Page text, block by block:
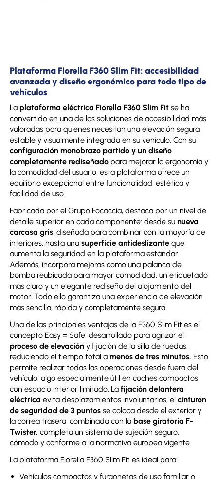
Plataforma Fiorella F360 Slim Fit: accesibilidad
avanzada y diseño ergonómico para todo tipo de
vehículos
La plataforma eléctrica Fiorella F360 Slim Fit se ha
convertido en una de las soluciones de accesibilidad más
valoradas para quienes necesitan una elevación segura,
estable y visualmente integrada en su vehículo. Con su
configuración monobrazo partido y un diseño
completamente rediseñado para mejorar la ergonomía y
la comodidad del usuario, esta plataforma ofrece un
equilibrio excepcional entre funcionalidad, estética y
facilidad de uso.
Fabricada por el Grupo Focaccia, destaca por un nivel de
detalle superior en cada componente: desde su nueva
carcasa gris, diseñada para combinar con la mayoría de
interiores, hasta una superficie antideslizante que
aumenta la seguridad en la plataforma estándar.
Además, incorpora mejoras como una palanca de
bomba reubicada para mayor comodidad, un etiquetado
más claro y un elegante rediseño del alojamiento del
motor. Todo ello garantiza una experiencia de elevación
más sencilla, rápida y completamente segura.
Una de las principales ventajas de la F360 Slim Fit es el
concepto Easy = Safe, desarrollado para agilizar el
proceso de elevación y fijación de la silla de ruedas,
reduciendo el tiempo total a menos de tres minutos. Esto
permite realizar todas las operaciones desde fuera del
vehículo, algo especialmente útil en coches compactos
con espacio interior limitado. La fijación delantera
eléctrica evita desplazamientos involuntarios, el cinturón
de seguridad de 3 puntos se coloca desde el exterior y
la correa trasera, combinada con la base giratoria F-
Twister, completa un sistema de sujeción seguro,
cómodo y conforme a la normativa europea vigente.
La plataforma Fiorella F360 Slim Fit es ideal para:
Vehículos compactos y furgonetas de uso familiar o